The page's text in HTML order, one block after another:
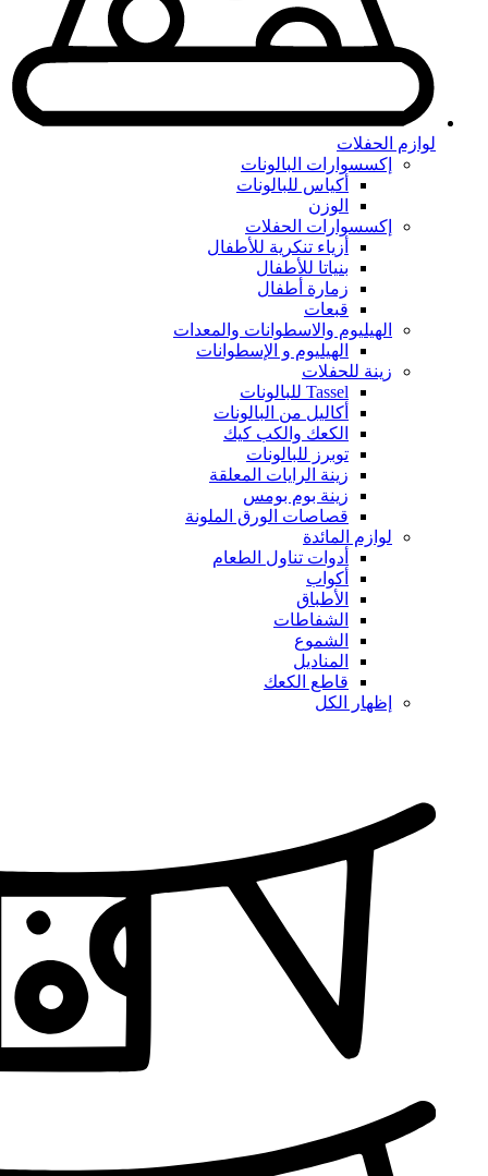
لوازم الحفلات
إكسسوارات البالونات
أكياس للبالونات
الوزن
إكسسوارات الحفلات
أزياء تنكرية للأطفال
بنياتا للأطفال
زمارة أطفال
قبعات
الهيليوم والاسطوانات والمعدات
الهيليوم و الإسطوانات
زينة للحفلات
Tassel للبالونات
أكاليل من البالونات
الكعك والكب كيك
توبرز للبالونات
زينة الرايات المعلقة
زينة بوم بومس
قصاصات الورق الملونة
لوازم المائدة
أدوات تناول الطعام
أكواب
الأطباق
الشفاطات
الشموع
المناديل
قاطع الكعك
إظهار الكل